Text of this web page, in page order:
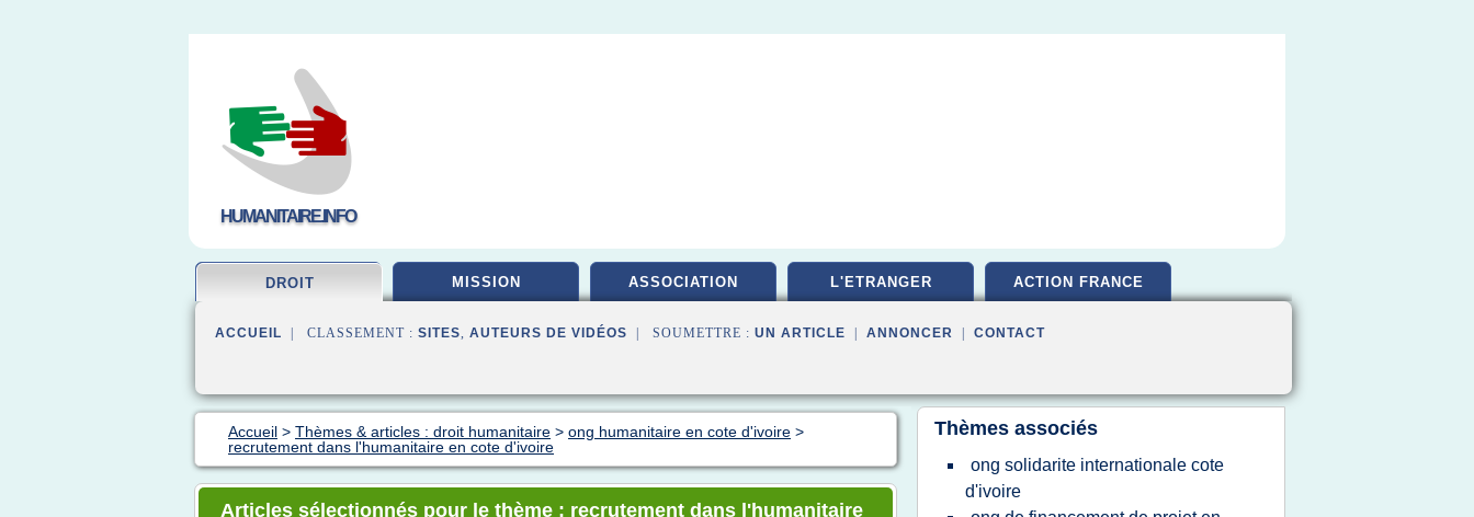
HUMANITAIRE.INFO
DROIT MISSION ASSOCIATION L'ETRANGER ACTION FRANCE
ACCUEIL | CLASSEMENT : SITES, AUTEURS DE VIDÉOS | SOUMETTRE : UN ARTICLE ANNONCER CONTACT
Accueil > Thèmes & articles : droit humanitaire > ong humanitaire en cote d'ivoire >
recrutement dans l'humanitaire en cote d'ivoire
Articles sélectionnés pour le thème : recrutement dans l'humanitaire
Thèmes associés
ong solidarite internationale cote
d'ivoire